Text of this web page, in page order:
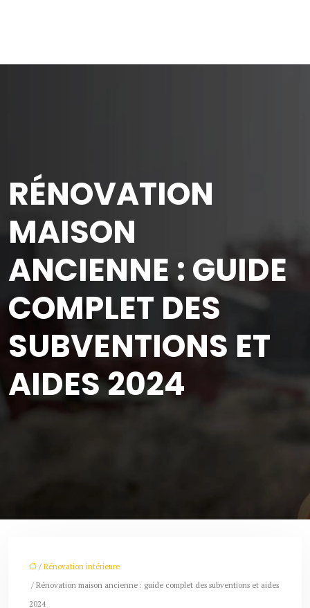
RÉNOVATION
MAISON
ANCIENNE : GUIDE
COMPLET DES
SUBVENTIONS ET
AIDES 2024
/ Rénovation intérieure
/ Rénovation maison ancienne : guide complet des subventions et aides
2024